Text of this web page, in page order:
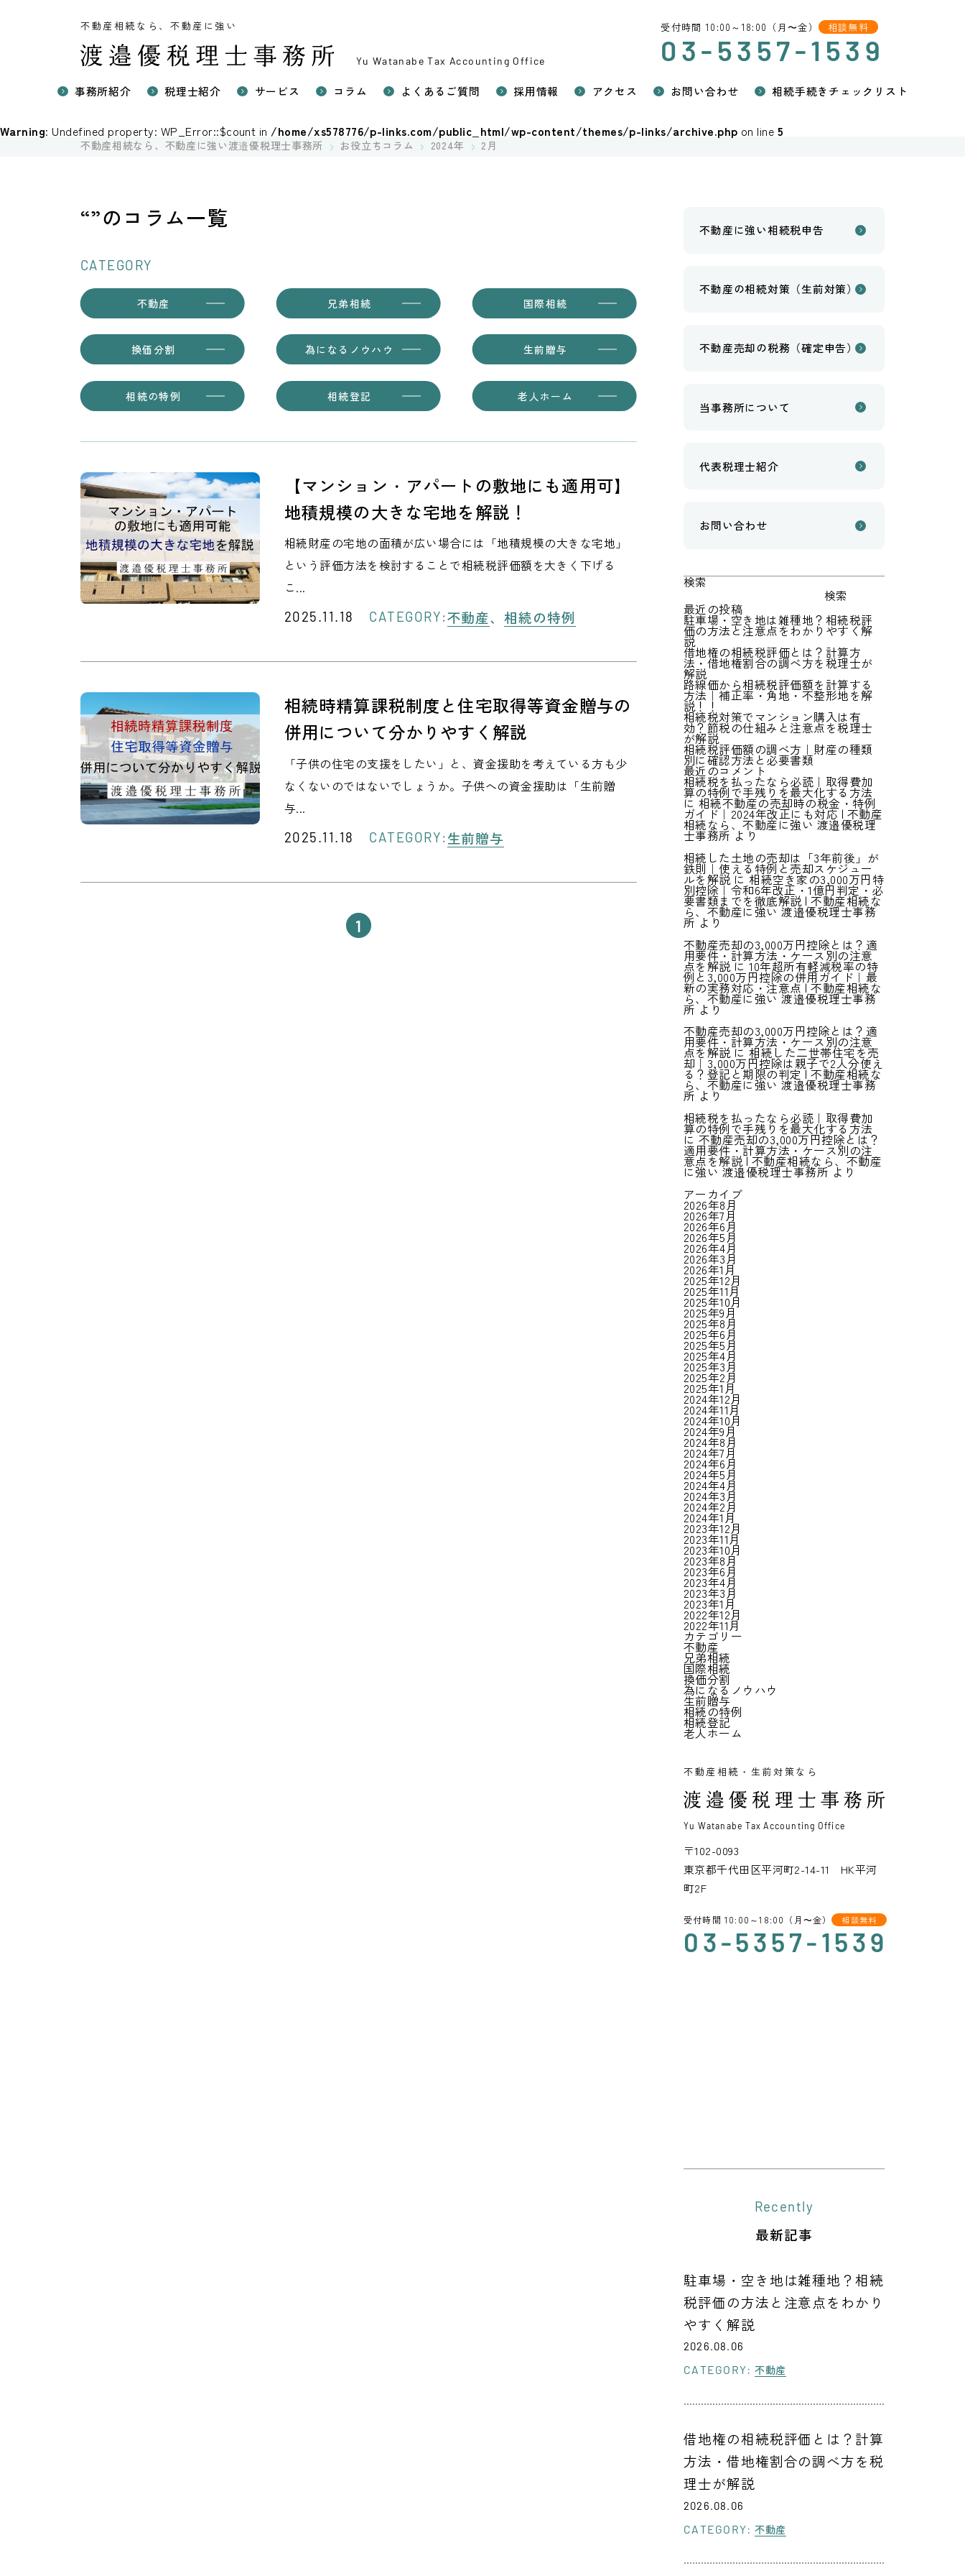
不動産相続なら、不動産に強い
Yu Watanabe Tax Accounting Office
受付時間 10:00～18:00（月〜金） 相談無料
03-5357-1539
事務所紹介 税理士紹介 サービス
不動産の相続対策（生前対策）
コラム よくあるご質問 採用情報 アクセス お問い合わせ 相続手続きチェックリスト
Warning: Undefined property: WP_Error::$count in /home/xs578776/p-links.com/public_html/wp-content/themes/p-links/archive.php on line 5
不動産相続なら、不動産に強い渡邉優税理士事務所 お役立ちコラム 2024年 2月
“”のコラム一覧
CATEGORY
不動産 兄弟相続 国際相続
換価分割 為になるノウハウ 生前贈与
相続の特例 相続登記 老人ホーム
【マンション・アパートの敷地にも適用可】
地積規模の大きな宅地を解説！
相続財産の宅地の面積が広い場合には「地積規模の大きな宅地」
という評価方法を検討することで相続税評価額を大きく下げる
こ...
2025.11.18
CATEGORY:不動産 相続の特例
相続時精算課税制度と住宅取得等資金贈与の
併用について分かりやすく解説
「子供の住宅の支援をしたい」と、資金援助を考えている方も少
なくないのではないでしょうか。子供への資金援助は「生前贈
与...
2025.11.18
CATEGORY:生前贈与
1
不動産に強い相続税申告
不動産の相続対策（生前対策）
不動産売却の税務（確定申告）
当事務所について
代表税理士紹介
お問い合わせ
検索
検索
最近の投稿
駐車場・空き地は雑種地？相続税評
価の方法と注意点をわかりやすく解
説
借地権の相続税評価とは？計算方
法・借地権割合の調べ方を税理士が
解説
路線価から相続税評価額を計算する
方法｜補正率・角地・不整形地を解
説！！
相続税対策でマンション購入は有
効？節税の仕組みと注意点を税理士
が解説
相続税評価額の調べ方｜財産の種類
別に確認方法と必要書類
最近のコメント
相続税を払ったなら必読｜取得費加
算の特例で手残りを最大化する方法
に 相続不動産の売却時の税金・特例
ガイド｜2024年改正にも対応 | 不動産
相続なら、不動産に強い 渡邉優税理
士事務所 より
相続した土地の売却は「3年前後」が
鉄則｜使える特例と売却スケジュー
ルを解説に相続空き家の3,000万円特
別控除｜令和6年改正・1億円判定・必
要書類までを徹底解説 | 不動産相続な
ら、不動産に強い 渡邉優税理士事務
所より
不動産売却の3,000万円控除とは？適
用要件・計算方法・ケース別の注意
点を解説に10年超所有軽減税率の特
例と3,000万円控除の併用ガイド｜最
新の実務対応・注意点 | 不動産相続な
ら、不動産に強い 渡邉優税理士事務
所より
不動産売却の3,000万円控除とは？適
用要件・計算方法・ケース別の注意
点を解説に相続した二世帯住宅を売
却｜3,000万円控除は親子で2人分使え
る？登記と期限の判定 | 不動産相続な
ら、不動産に強い 渡邉優税理士事務
所より
相続税を払ったなら必読｜取得費加
算の特例で手残りを最大化する方法
に 不動産売却の3,000万円控除とは？
適用要件・計算方法・ケース別の注
意点を解説 | 不動産相続なら、不動産
に強い 渡邉優税理士事務所より
アーカイブ
2026年8月
2026年7月
2026年6月
2026年5月
2026年4月
2026年3月
2026年1月
2025年12月
2025年11月
2025年10月
2025年9月
2025年8月
2025年6月
2025年5月
2025年4月
2025年3月
2025年2月
2025年1月
2024年12月
2024年11月
2024年10月
2024年9月
2024年8月
2024年7月
2024年6月
2024年5月
2024年4月
2024年3月
2024年2月
2024年1月
2023年12月
2023年11月
2023年10月
2023年8月
2023年6月
2023年4月
2023年3月
2023年1月
2022年12月
2022年11月
カテゴリー
不動産
兄弟相続
国際相続
換価分割
為になるノウハウ
生前贈与
相続の特例
相続登記
老人ホーム
不動産相続・生前対策なら
Yu Watanabe Tax Accounting Office
〒102-0093
東京都千代田区平河町2-14-11 HK平河
町2F
受付時間 10:00～18:00（月〜金） 相談無料
03-5357-1539
Recently
最新記事
駐車場・空き地は雑種地？相続
税評価の方法と注意点をわかり
やすく解説
2026.08.06
CATEGORY: 不動産
借地権の相続税評価とは？計算
方法・借地権割合の調べ方を税
理士が解説
2026.08.06
CATEGORY: 不動産